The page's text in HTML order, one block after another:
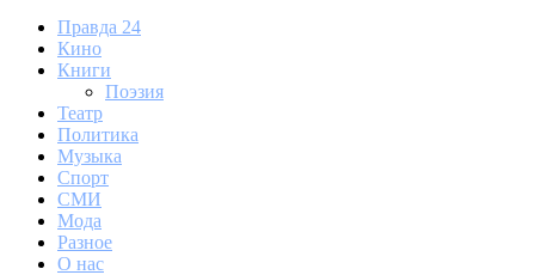
Правда 24
Кино
Книги
Поэзия
Театр
Политика
Музыка
Спорт
СМИ
Мода
Разное
О нас